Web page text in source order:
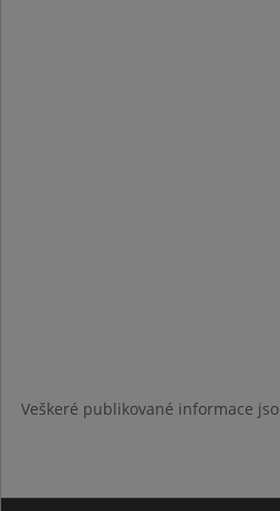
Veškeré publikované informace